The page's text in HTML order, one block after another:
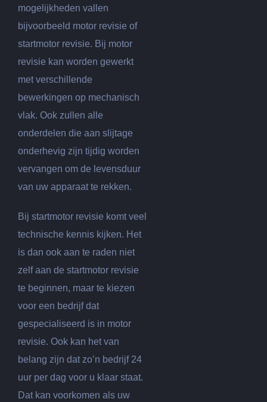
mogelijkheden vallen
bijvoorbeeld motor revisie of
startmotor revisie. Bij motor
revisie kan worden gewerkt
met verschillende
bewerkingen op mechanisch
vlak. Ook zullen alle
onderdelen die aan slijtage
onderhevig zijn tijdig worden
vervangen om de levensduur
van uw apparaat te rekken.
Bij startmotor revisie komt veel
technische kennis kijken. Het
is dan ook aan te raden niet
zelf aan de startmotor revisie
te beginnen, maar te kiezen
voor een bedrijf dat
gespecialiseerd is in motor
revisie. Ook kan het van
belang zijn dat zo’n bedrijf 24
uur per dag voor u klaar staat.
Dat kan voorkomen als uw